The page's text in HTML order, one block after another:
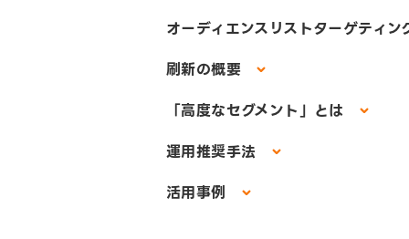
オーディエンスリストターゲティ
刷新の概要
「高度なセグメント」とは
運用推奨手法
活用事例